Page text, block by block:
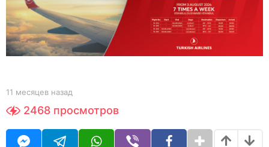
1
м
е
с
ц
е
b
Y
11 месяцев назад
м
2468 просмотров